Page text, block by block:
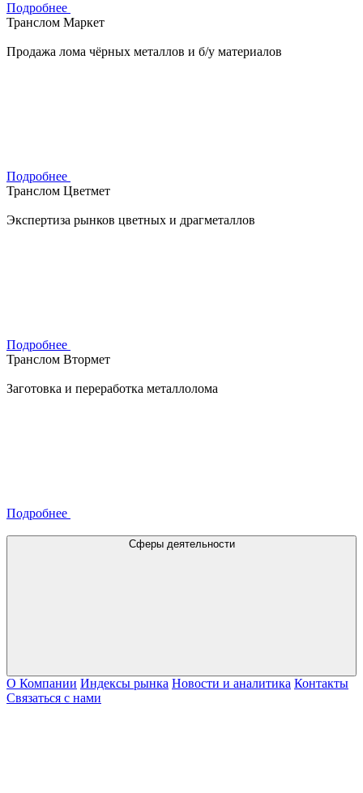
Подробнее
Транслом Маркет
Продажа лома чёрных металлов и б/у материалов
Подробнее
Транслом Цветмет
Экспертиза рынков цветных и драгметаллов
Подробнее
Транслом Втормет
Заготовка и переработка металлолома
Подробнее
Сферы деятельности
О Компании Индексы рынка Новости и аналитика Контакты
Связаться с нами